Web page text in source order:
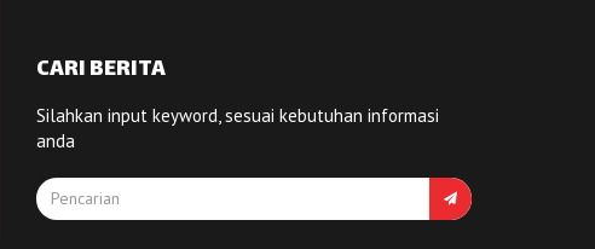
CARI BERITA
Silahkan input keyword, sesuai kebutuhan informasi
anda